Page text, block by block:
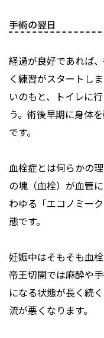
手術の翌日
経過が良好であれば
く練習がスタートし
いのもと、トイレに
う。術後早期に身体
です。
血栓症とは何らかの
の塊（血栓）が血管
わゆる「エコノミー
態です。
妊娠中はそもそも血
帝王切開では麻酔や
になる状態が長く続
流が悪くなります。